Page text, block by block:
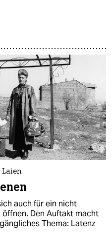
Laien
auch für ein nicht
Den Auftakt macht
Thema: Latenz